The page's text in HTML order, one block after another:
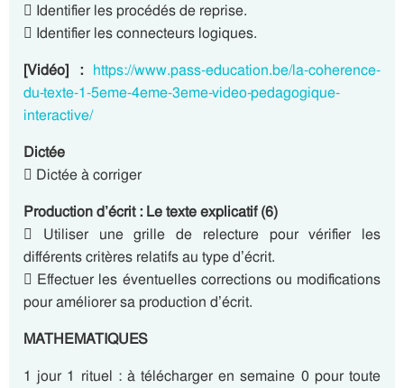
 Identifier les procédés de reprise.
 Identifier les connecteurs logiques.
[Vidéo] : https://www.pass-education.be/la-coherence-
du-texte-1-5eme-4eme-3eme-video-pedagogique-
interactive/
Dictée
 Dictée à corriger
Production d’écrit : Le texte explicatif (6)
 Utiliser une grille de relecture pour vérifier les
différents critères relatifs au type d’écrit.
 Effectuer les éventuelles corrections ou modifications
pour améliorer sa production d’écrit.
MATHEMATIQUES
1 jour 1 rituel : à télécharger en semaine 0 pour toute